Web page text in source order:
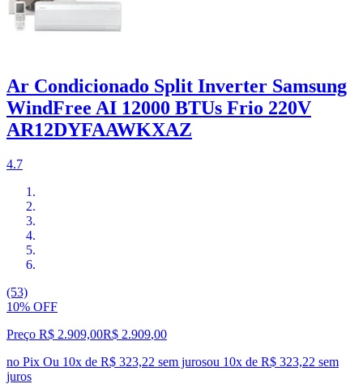
Ar Condicionado Split Inverter Samsung
WindFree AI 12000 BTUs Frio 220V
AR12DYFAAWKXAZ
4.7
(53)
10% OFF
Preço R$ 2.909,00R$ 2.909,00
no Pix Ou 10x de R$ 323,22 sem jurosou 10x de R$ 323,22 sem
juros